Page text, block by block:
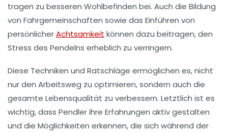
tragen zu besseren Wohlbefinden bei. Auch die Bildung
von Fahrgemeinschaften sowie das Einführen von
persönlicherAchtsamkeit können dazu beitragen, den
Stress des Pendelns erheblich zu verringern.
Diese Techniken und Ratschläge ermöglichen es, nicht
nur den Arbeitsweg zu optimieren, sondern auch die
gesamte Lebensqualität zu verbessern. Letztlich ist es
wichtig, dass Pendler ihre Erfahrungen aktiv gestalten
und die Möglichkeiten erkennen, die sich während der